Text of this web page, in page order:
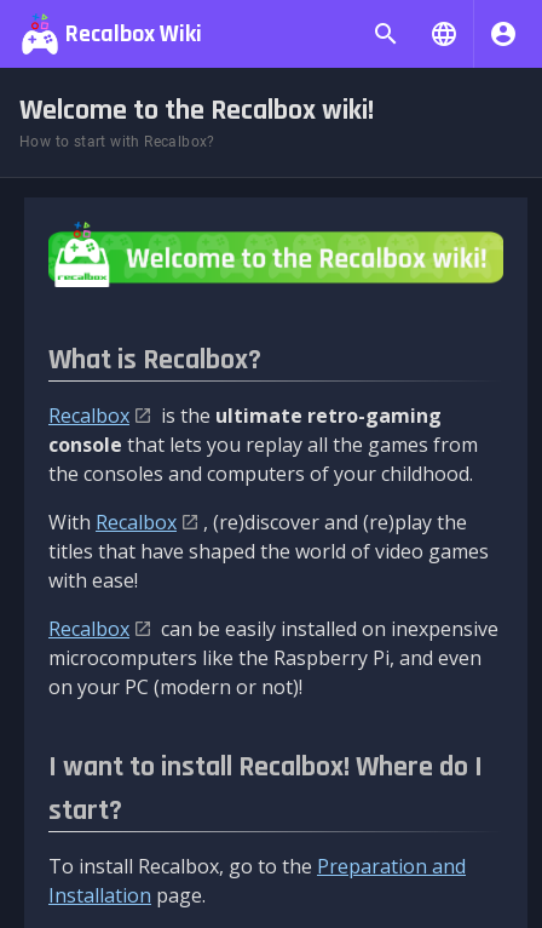
Recalbox Wiki
Welcome to the Recalbox wiki!
How to start with Recalbox?
What is Recalbox?
Recalbox is the ultimate retro-gaming
console that lets you replay all the games from
the consoles and computers of your childhood.
With Recalbox
, (re)discover and (re)play the
titles that have shaped the world of video games
with ease!
Recalbox
can be easily installed on inexpensive
microcomputers like the Raspberry Pi, and even
on your PC (modern or not)!
I want to install Recalbox! Where do I
start?
To install Recalbox, go to the Preparation and
Installation page.